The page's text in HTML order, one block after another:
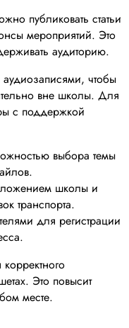
публиковать статьи
мероприятий. Это
аудиторию.
чтобы
вне школы. Для
с поддержкой
выбора темы
школы и
транспорта.
для регистрации
Это повысит
месте.